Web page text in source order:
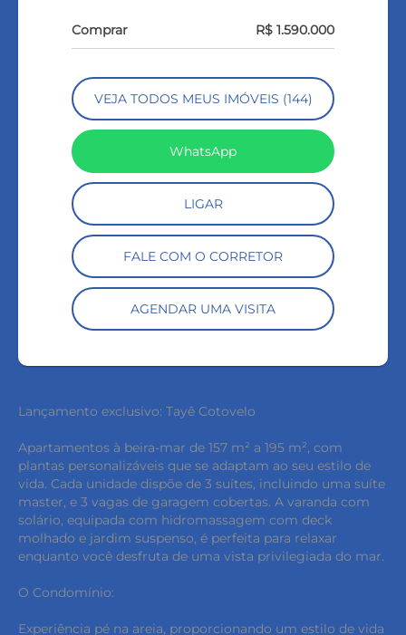
Comprar R$ 1.590.000
VEJA TODOS MEUS IMÓVEIS (144)
WhatsApp
LIGAR
FALE COM O CORRETOR
AGENDAR UMA VISITA
Lançamento exclusivo: Tayê Cotovelo
Apartamentos à beira-mar de 157 m² a 195 m², com
plantas personalizáveis que se adaptam ao seu estilo de
vida. Cada unidade dispõe de 3 suítes, incluindo uma suíte
master, e 3 vagas de garagem cobertas. A varanda com
solário, equipada com hidromassagem com deck
molhado e jardim suspenso, é perfeita para relaxar
enquanto você desfruta de uma vista privilegiada do mar.
O Condomínio:
Experiência pé na areia, proporcionando um estilo de vida